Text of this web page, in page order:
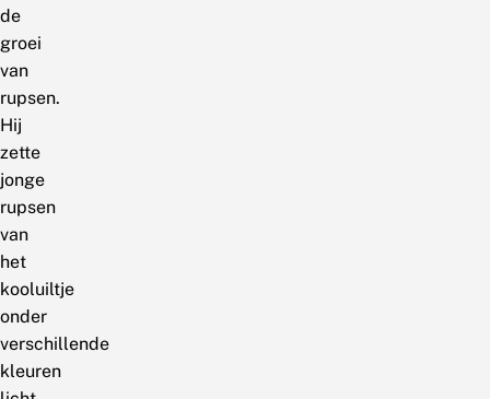
de
groei
van
rupsen.
Hij
zette
jonge
rupsen
van
het
kooluiltje
onder
verschillende
kleuren